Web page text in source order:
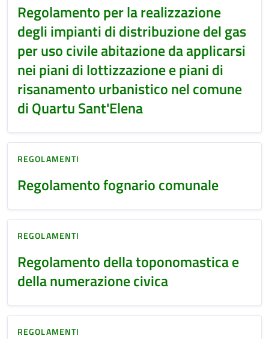
Regolamento per la realizzazione
degli impianti di distribuzione del gas
per uso civile abitazione da applicarsi
nei piani di lottizzazione e piani di
risanamento urbanistico nel comune
di Quartu Sant'Elena
REGOLAMENTI
Regolamento fognario comunale
REGOLAMENTI
Regolamento della toponomastica e
della numerazione civica
REGOLAMENTI